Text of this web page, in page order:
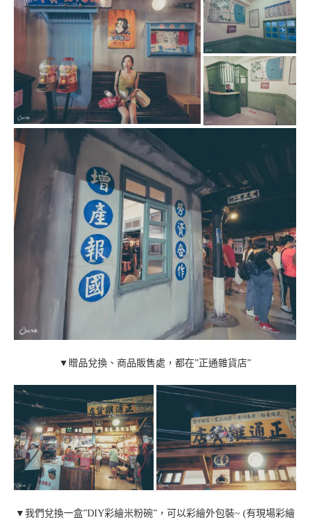
▼贈品兌換、商品販售處，都在”正通雜貨店”
▼我們兌換一盒”DIY彩繪米粉碗”，可以彩繪外包裝~ (有現場彩繪